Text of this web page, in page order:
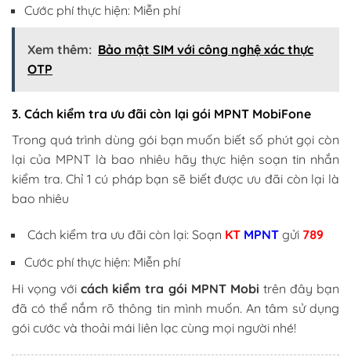
Cước phí thực hiện: Miễn phí
Xem thêm: Bảo mật SIM với công nghệ xác thực
OTP
3. Cách kiểm tra ưu đãi còn lại gói MPNT MobiFone
Trong quá trình dùng gói bạn muốn biết số phút gọi còn
lại của MPNT là bao nhiêu hãy thực hiện soạn tin nhắn
kiểm tra. Chỉ 1 cú pháp bạn sẽ biết được ưu đãi còn lại là
bao nhiêu
Cách kiểm tra ưu đãi còn lại: Soạn KT MPNT gửi 789
Cước phí thực hiện: Miễn phí
Hi vọng vớicách kiểm tra gói MPNT Mobi trên đây bạn
đã có thể nắm rõ thông tin mình muốn. An tâm sử dụng
gói cước và thoải mái liên lạc cùng mọi người nhé!